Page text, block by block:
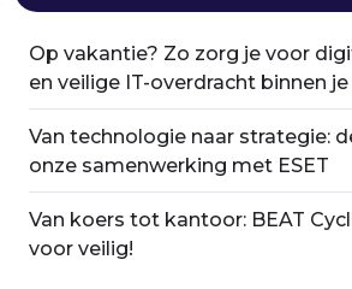
Op vakantie? Zo zorg je voor
en veilige IT-overdracht binnen
Van technologie naar strategie:
onze samenwerking met ESET
Van koers tot kantoor: BEAT
voor veilig!